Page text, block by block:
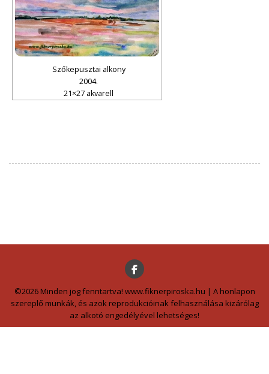
Szőkepusztai alkony
2004.
21×27 akvarell
©2026 Minden jog fenntartva! www.fiknerpiroska.hu | A honlapon
szereplő munkák, és azok reprodukcióinak felhasználása kizárólag
az alkotó engedélyével lehetséges!